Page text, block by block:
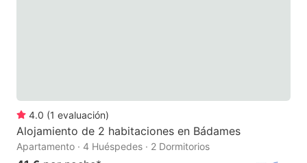
4.0 (1 evaluación)
Alojamiento de 2 habitaciones en Bádames
Apartamento · 4 Huéspedes · 2 Dormitorios